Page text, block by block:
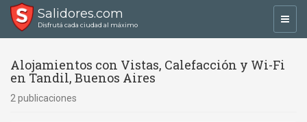
Salidores.com
Disfrutá cada ciudad al máximo
Alojamientos con Vistas, Calefacción y Wi-Fi
en Tandil, Buenos Aires
2 publicaciones